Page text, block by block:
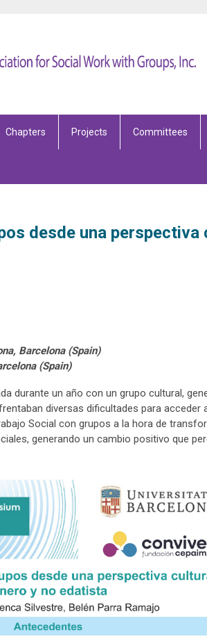
Chapters Projects Committees
desde una perspectiva
Barcelona (Spain)
(Spain)
durante un año con un grupo cultural,
diversas dificultades para acceder
Social con grupos a la hora de
generando un cambio positivo que